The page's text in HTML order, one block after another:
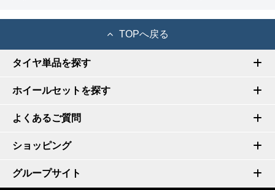
TOPへ戻る
タイヤ単品を探す
ホイールセットを探す
よくあるご質問
ショッピング
グループサイト